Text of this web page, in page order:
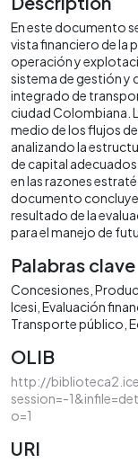
En este documento
vista financiero de la
operación y
sistema de gestión y
integrado de
ciudad Colombiana.
medio de los flujos
analizando la
de capital
en las razones
documento concluye
resultado de la
para el manejo de
Palabras clave
Concesiones
Icesi Evaluación
Transporte público
OLIB
http://
session=-
o=1
URI